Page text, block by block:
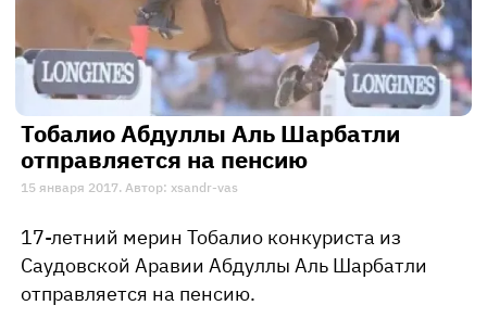
Тобалио Абдуллы Аль Шарбатли
отправляется на пенсию
15 января 2017. Автор: xsandr-vas
17-летний мерин Тобалио конкуриста из
Саудовской Аравии Абдуллы Аль Шарбатли
отправляется на пенсию.